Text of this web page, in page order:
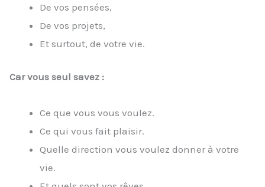
De vos pensées,
De vos projets,
Et surtout, de votre vie.
Car vous seul savez :
Ce que vous vous voulez.
Ce qui vous fait plaisir.
Quelle direction vous voulez donner à votre
vie.